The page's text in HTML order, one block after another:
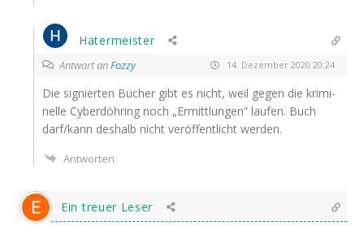
Hatermeister
Antwort anFozzy 14. Dezember 2020 20:24
Die signier­ten Bücher gibt es nicht, weil gegen die kri­mi­
nel­le Cyber­döh­ring noch „Ermitt­lun­gen” lau­fen. Buch
darf/kann des­halb nicht ver­öf­fent­licht werden.
Antworten
Ein treuer Leser